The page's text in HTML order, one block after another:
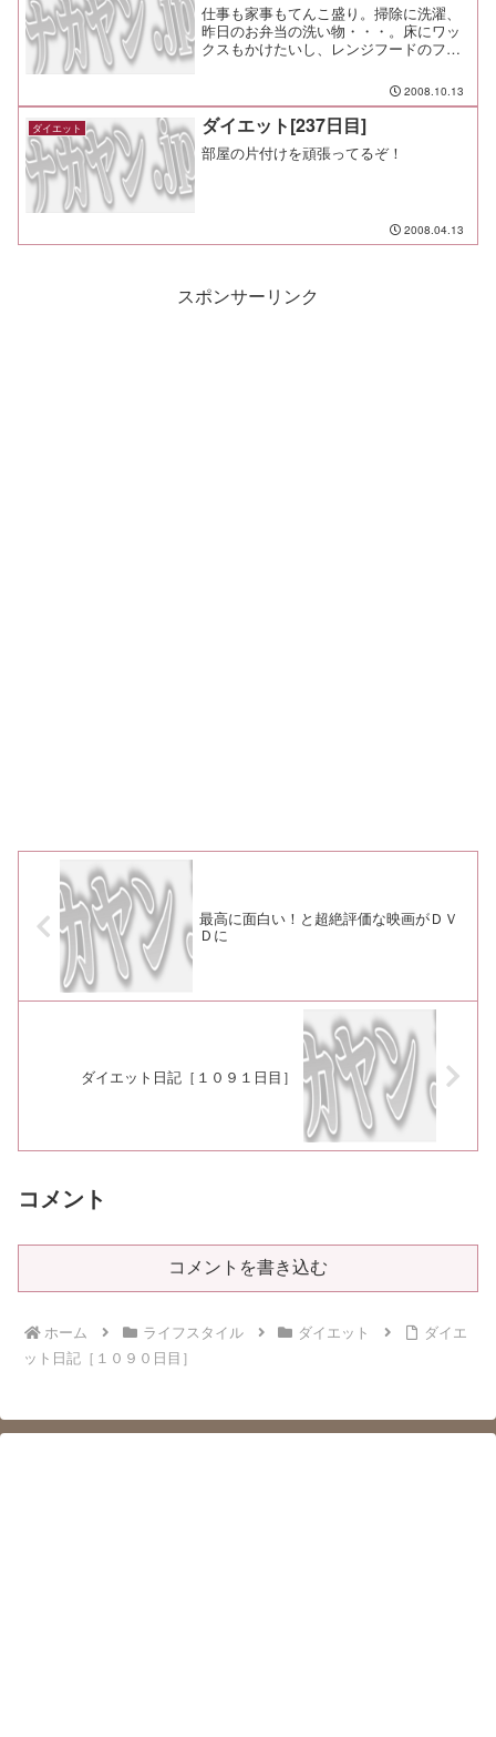
仕事も家事もてんこ盛り。掃除に洗濯、
昨日のお弁当の洗い物・・・。床にワッ
クスもかけたいし、レンジフードのフィ
2008.10.13
ダイエット ダイエット[237日目]
部屋の片付けを頑張ってるぞ！
2008.04.13
スポンサーリンク
最高に面白い！と超絶評価な映画がＤＶ
Ｄに
ダイエット日記［１０９１日目］
コメント
コメントを書き込む
ホーム ライフスタイル ダイエット
ダイエ
ット日記［１０９０日目］